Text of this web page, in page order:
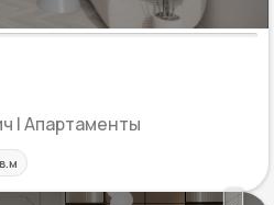
| Апартаменты